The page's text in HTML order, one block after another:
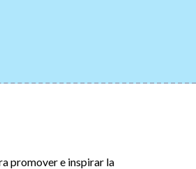
promover e inspirar la